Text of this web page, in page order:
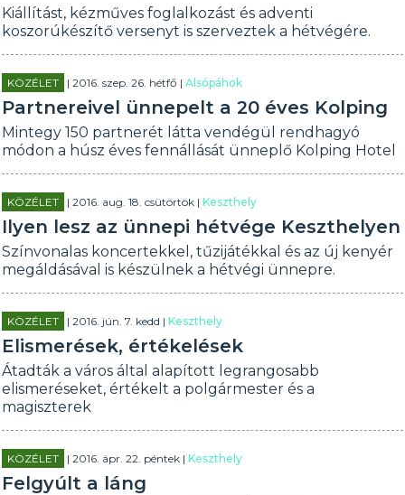
Kiállítást, kézműves foglalkozást és adventi
koszorúkészítő versenyt is szerveztek a hétvégére.
KÖZÉLET | 2016. szep. 26. hétfő |Alsópáhok
Partnereivel ünnepelt a 20 éves Kolping
Mintegy 150 partnerét látta vendégül rendhagyó
módon a húsz éves fennállását ünneplő Kolping Hotel
KÖZÉLET | 2016. aug. 18. csütörtök |Keszthely
Ilyen lesz az ünnepi hétvége Keszthelyen
Színvonalas koncertekkel, tűzijátékkal és az új kenyér
megáldásával is készülnek a hétvégi ünnepre.
KÖZÉLET | 2016. jún. 7. kedd |Keszthely
Elismerések, értékelések
Átadták a város által alapított legrangosabb
elismeréseket, értékelt a polgármester és a
magiszterek
KÖZÉLET | 2016. ápr. 22. péntek |Keszthely
Felgyúlt a láng